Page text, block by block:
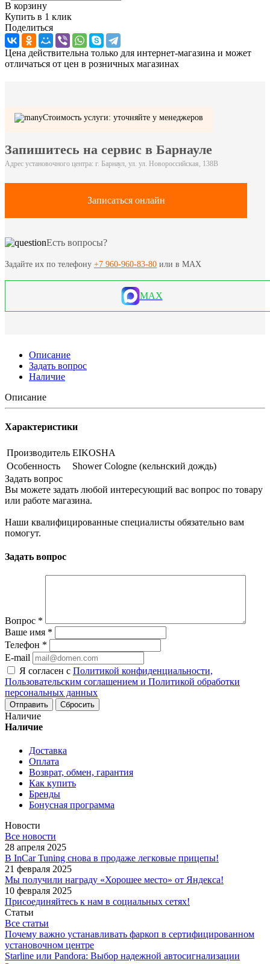
В корзину
Купить в 1 клик
Поделиться
Цена действительна только для интернет-магазина и может
отличаться от цен в розничных магазинах
Стоимость услуги: уточняйте у менеджеров
Запишитесь на сервис в Барнауле
Адрес установочного центра: г. Барнаул, ул. ул. Новороссийская, 138В
Записаться онлайн
Есть вопросы?
Задайте их по телефону +7 960-960-83-80 или в MAX
MAX
Описание
Задать вопрос
Наличие
Описание
Характеристики
Производитель EIKOSHA
Особенность
Shower Cologne (кельнский дождь)
Задать вопрос
Вы можете задать любой интересующий вас вопрос по товару
или работе магазина.
Наши квалифицированные специалисты обязательно вам
помогут.
Задать вопрос
Вопрос *
Ваше имя *
Телефон *
E-mail
Я согласен с Политикой конфиденциальности,
Пользовательским соглашением и Политикой обработки
персональных данных
Сбросить
Наличие
Наличие
Доставка
Оплата
Возврат, обмен, гарантия
Как купить
Бренды
Бонусная программа
Новости
Все новости
28 апреля 2025
В InCar Tuning снова в продаже легковые прицепы!
21 февраля 2025
Мы получили награду «Хорошее место» от Яндекса!
10 февраля 2025
Присоединяйтесь к нам в социальных сетях!
Статьи
Все статьи
Почему важно устанавливать фаркоп в сертифицированном
установочном центре
Starline или Pandora: Выбор надежной автосигнализации